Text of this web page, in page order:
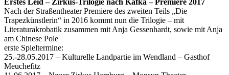
Nach der Straßentheater Premiere des zweiten Teils „Die
Trapezkünstlerin“ in 2016 kommt nun die Trilogie – mit
Literaturakrobatik zusammen mit Anja Gessenhardt, sowie mit Anja
am Chinese Pole
erste Spieltermine:
25.-28.05.2017 – Kulturelle Landpartie im Wendland – Gasthof
Meuchefitz